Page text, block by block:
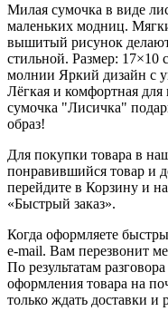
Милая сумочка в виде
маленьких модниц.
вышитый рисунок
стильной. Размер:
молнии Яркий дизайн с
Лёгкая и комфортная
сумочка "Лисичка"
образ!
Для покупки товара в
понравившийся товар и
перейдите в Корзину и
«Быстрый заказ».
Когда оформляете
e-mail. Вам перезвонит
По результатам
оформления товара на
только ждать доставки и